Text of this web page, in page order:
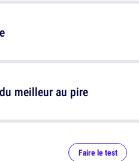
meilleur au pire
Faire le test